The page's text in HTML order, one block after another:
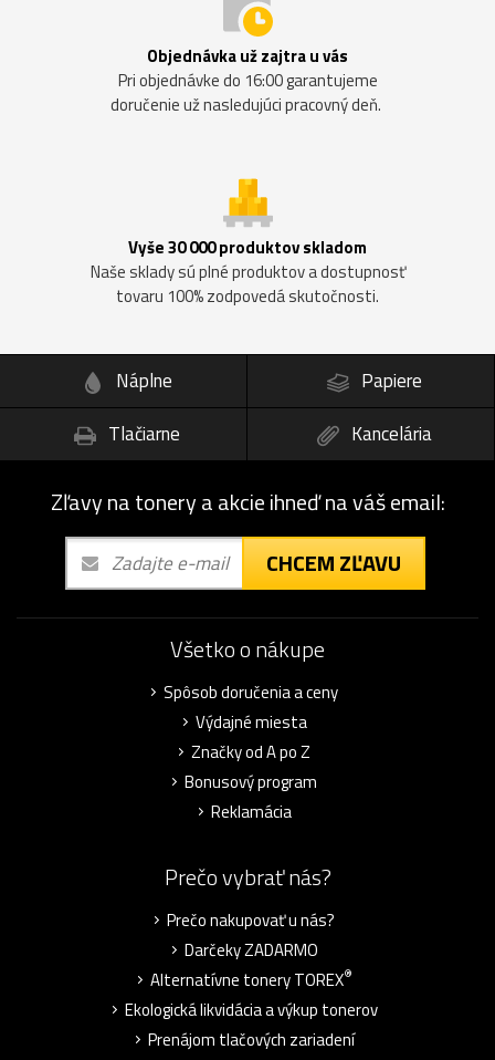
Objednávka už zajtra u vás
Pri objednávke do 16:00 garantujeme
doručenie už nasledujúci pracovný deň.
Vyše 30 000 produktov skladom
Naše sklady sú plné produktov a dostupnosť
tovaru 100% zodpovedá skutočnosti.
Náplne
Papiere
Tlačiarne
Kancelária
Zľavy na tonery a akcie ihneď na váš email:
CHCEM ZĽAVU
Všetko o nákupe
Spôsob doručenia a ceny
Výdajné miesta
Značky od A po Z
Bonusový program
Reklamácia
Prečo vybrať nás?
Prečo nakupovať u nás?
Darčeky ZADARMO
Alternatívne tonery TOREX®
Ekologická likvidácia a výkup tonerov
Prenájom tlačových zariadení